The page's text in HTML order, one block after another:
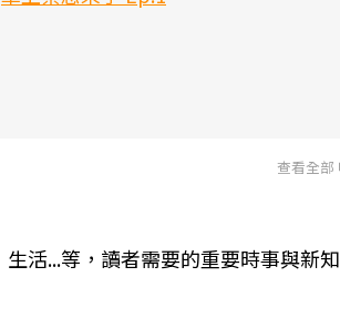
查看全部
生活...等，讀者需要的重要時事與新知